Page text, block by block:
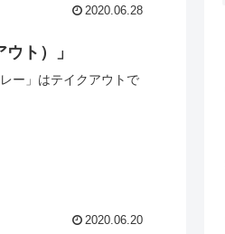
2020.06.28
ト）」
ー」はテイクアウトで
2020.06.20